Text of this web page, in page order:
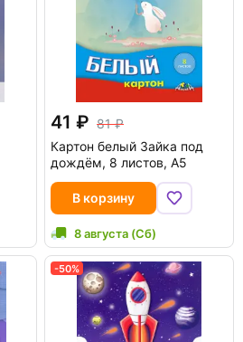
41
81
Картон белый Зайка под
дождём, 8 листов, А5
В корзину
8 августа (Сб)
-50%